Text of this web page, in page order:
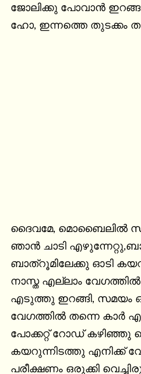
ജോലിക്കു പോവാൻ
ഹോ, ഇന്നത്തെ തുടക്കം
ദൈവമേ, മൊബൈലിൽ
ഞാൻ ചാടി
ബാത്റൂമിലേക്കു ഓടി
നാസ്ത എല്ലാം
എടുത്തു ഇറങ്ങി, സമയം
വേഗത്തിൽ തന്നെ കാർ
പോക്കറ്റ് റോഡ് കഴിഞ്ഞു
കയറുന്നിടത്തു എനിക്ക്
പരീക്ഷണം ഒരുക്കി